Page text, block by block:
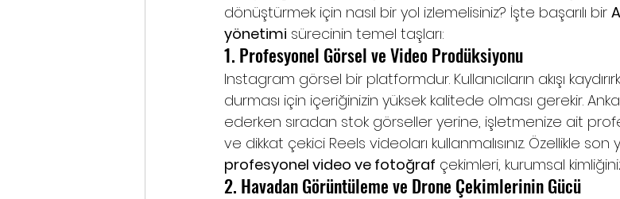
dönüştürmek için nasıl bir yol izlemelisiniz? İşte başarılı bir
yönetimi sürecinin temel taşları:
1. Profesyonel Görsel ve Video Prodüksiyonu
Instagram görsel bir platformdur. Kullanıcıların akışı
durması için içeriğinizin yüksek kalitede olması gerekir.
ederken sıradan stok görseller yerine, işletmenize ait
ve dikkat çekici Reels videoları kullanmalısınız. Özellikle
profesyonel video ve fotoğraf çekimleri, kurumsal
2. Havadan Görüntüleme ve Drone Çekimlerinin Gücü